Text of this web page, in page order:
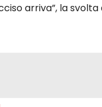
arriva”, la